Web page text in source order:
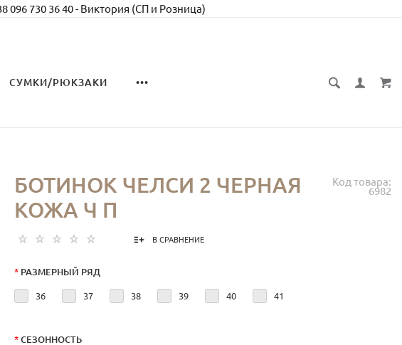
096 730 36 40 - Виктория (СП и Розница)
СУМКИ/РЮКЗАКИ •••
Код товара:
6982
БОТИНОК ЧЕЛСИ 2 ЧЕРНАЯ
КОЖА Ч П
В СРАВНЕНИЕ
* РАЗМЕРНЫЙ РЯД
36 37 38 39 40 41
* СЕЗОННОСТЬ